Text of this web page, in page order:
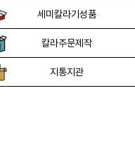
세미칼라기성품
칼라주문제작
지통지관